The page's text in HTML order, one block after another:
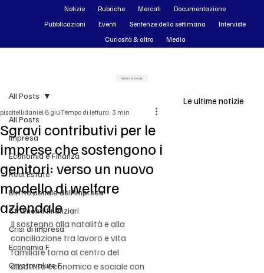
All Posts
Impresa
Economia e Finanza
Real Estate
Diritto penale dell'impresa
Strumenti finanziari
Crisi di impresa
Economia F
Cryptovalute F
All Posts
Sgravi contributivi per le
imprese che sostengono i
genitori: verso un nuovo
modello di welfare
aziendale
piscitellidaniel 8 giuTempo di lettura: 3 min
Il sostegno alla natalità e alla
conciliazione tra lavoro e vita
familiare torna al centro del
dibattito economico e sociale con
Le ultime notizie
Notizie Rubriche Mercati
Documentazione
Pubblicazioni
Eventi Sentenze della settimana
Interviste
Curiosità & altro
Media
Vai ai contenuti